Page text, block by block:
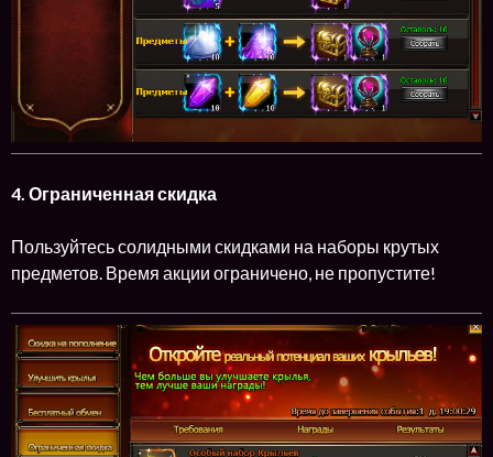
4. Ограниченная скидка
Пользуйтесь солидными скидками на наборы крутых
предметов. Время акции ограничено, не пропустите!